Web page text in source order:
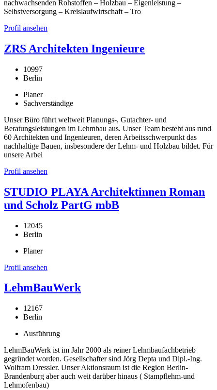
nachwachsenden Rohstoffen – Holzbau – Eigenleistung –
Selbstversorgung – Kreislaufwirtschaft – Tro
Profil ansehen
ZRS Architekten Ingenieure
10997
Berlin
Planer
Sachverständige
Unser Büro führt weltweit Planungs-, Gutachter- und
Beratungsleistungen im Lehmbau aus. Unser Team besteht aus rund
60 Architekten und Ingenieuren, deren Arbeitsschwerpunkt das
nachhaltige Bauen, insbesondere der Lehm- und Holzbau bildet. Für
unsere Arbei
Profil ansehen
STUDIO PLAYA Architektinnen Roman
und Scholz PartG mbB
12045
Berlin
Planer
Profil ansehen
LehmBauWerk
12167
Berlin
Ausführung
LehmBauWerk ist im Jahr 2000 als reiner Lehmbaufachbetrieb
gegründet worden. Gesellschafter sind Jörg Depta und Dipl.-Ing.
Wolfram Dressler. Unser Aktionsraum ist die Region Berlin-
Brandenburg aber auch weit darüber hinaus ( Stampflehm-und
Lehmofenbau)